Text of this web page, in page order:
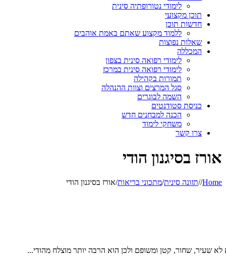
לימודי נטורופתיה סינית
תוכן מקצועי
חדשות תוכן
ללמוד מקצוע שאתם באמת אוהבים
שאלות נפוצות
המכללה
לימודי רפואה סינית בצפון
לימודי רפואה סינית במרכז
תמורות בקהילה
סגל המרצים וצוות ההנהלה
השמה לבוגרים
כניסת סטודנטים
הכנה למבחנים חדש
משחקי לימוד
צרו קשר
אורז בסיגנון הודי
Home
/
/תזונה סינית/מתכוני בריאות/אורז בסיגנון הודי
לא שעיר, שחור, קטן ומשופם ולכן הוא הרבה יותר מוצלח מהודי...